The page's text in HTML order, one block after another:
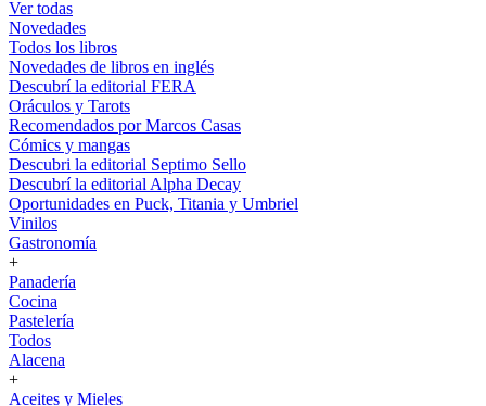
Ver todas
Novedades
Todos los libros
Novedades de libros en inglés
Descubrí la editorial FERA
Oráculos y Tarots
Recomendados por Marcos Casas
Cómics y mangas
Descubri la editorial Septimo Sello
Descubrí la editorial Alpha Decay
Oportunidades en Puck, Titania y Umbriel
Vinilos
Gastronomía
+
Panadería
Cocina
Pastelería
Todos
Alacena
+
Aceites y Mieles